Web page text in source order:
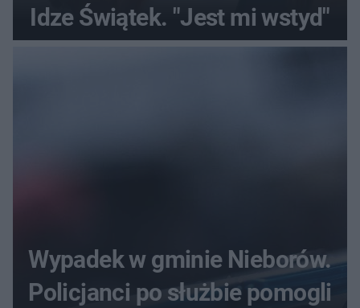
Idze Świątek. "Jest mi wstyd"
Wypadek w gminie Nieborów.
Policjanci po służbie pomogli